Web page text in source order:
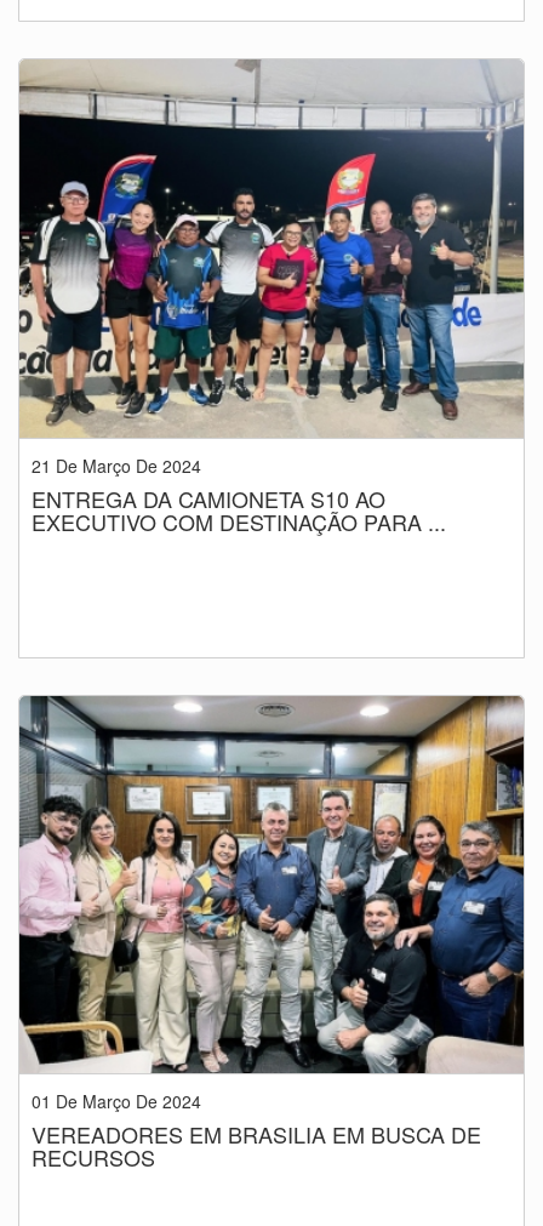
21 De Março De 2024
ENTREGA DA CAMIONETA S10 AO
EXECUTIVO COM DESTINAÇÃO PARA ...
01 De Março De 2024
VEREADORES EM BRASILIA EM BUSCA DE
RECURSOS